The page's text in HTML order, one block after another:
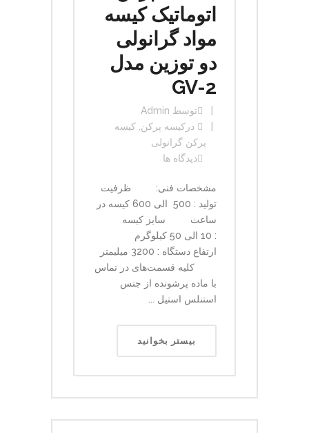
اتوماتیک کیسه
مواد گرانولی
دو توزین مدل
GV-2
توسط Admin
در کیسه پرکن کیسه
پرکن گرانولی
دیدگاه ها
مشخصات فنی: ظرفیت
تولید : 500 الی 600 کیسه در
ساعت سایز کیسه
: 10 الی 50 کیلوگرم
ارتفاع دستگاه : 3200 میلیمتر
کلیه قسمت‌های در تماس
با ماده پرشونده از جنس
استنلس استیل ...
بیستر بخوانید